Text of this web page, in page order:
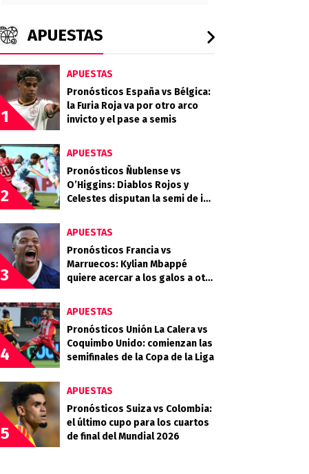
APUESTAS
1
APUESTAS
Pronósticos España vs Bélgica:
la Furia Roja va por otro arco
invicto y el pase a semis
2
APUESTAS
Pronósticos Ñublense vs
O’Higgins: Diablos Rojos y
Celestes disputan la semi de ida
3
APUESTAS
Pronósticos Francia vs
Marruecos: Kylian Mbappé
quiere acercar a los galos a otra
4
APUESTAS
Pronósticos Unión La Calera vs
Coquimbo Unido: comienzan las
semifinales de la Copa de la Liga
5
APUESTAS
Pronósticos Suiza vs Colombia:
el último cupo para los cuartos
de final del Mundial 2026